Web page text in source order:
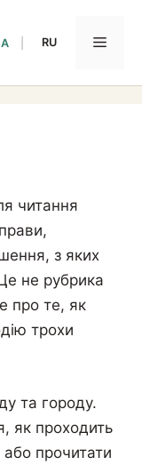
RU
читання
з яких
не рубрика
про те, як
трохи
та городу.
як проходить
або прочитати